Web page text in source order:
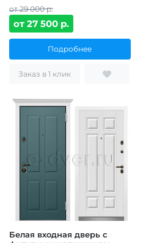
от 29 000 р.
от 27 500 р.
Подробнее
Заказ в 1 клик
Белая входная дверь с